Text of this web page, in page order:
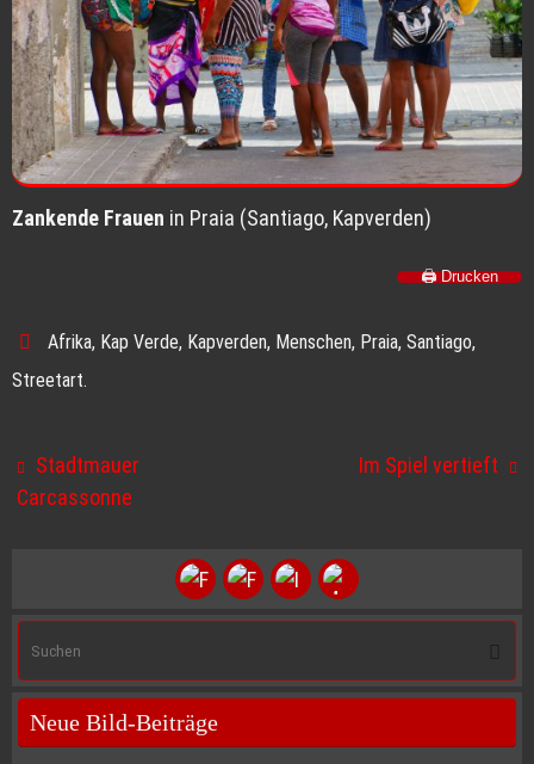
Zankende Frauen in Praia (Santiago, Kapverden)
🖨️ Drucken
Afrika, Kap Verde, Kapverden, Menschen, Praia,Santiago,
Streetart.
Stadtmauer
Carcassonne
Im Spiel vertieft
Neue Bild-Beiträge